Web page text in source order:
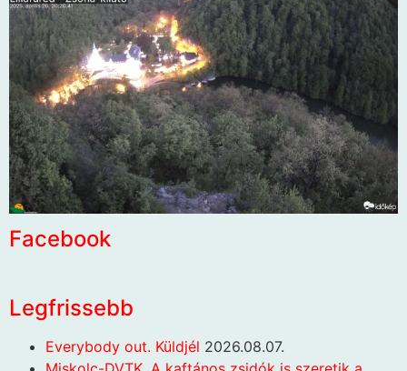
Facebook
Legfrissebb
Everybody out. Küldjél 2026.08.07.